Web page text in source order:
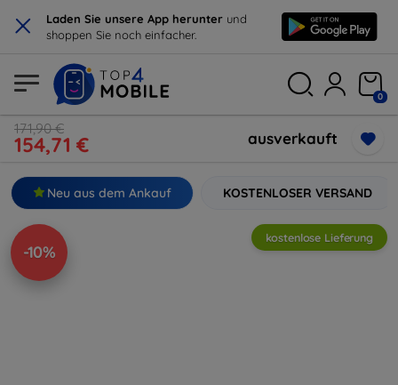
× Laden Sie unsere App herunter und
shoppen Sie noch einfacher.
0
171,90 €
154,71 € ausverkauft
Neu aus dem Ankauf KOSTENLOSER VERSAND
-10%
kostenlose Lieferung